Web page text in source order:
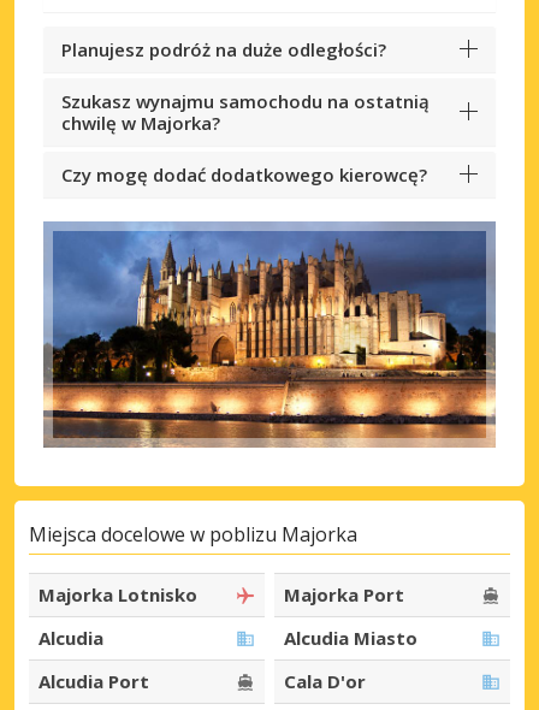
Planujesz podróż na duże odległości?
Szukasz wynajmu samochodu na ostatnią
chwilę w Majorka?
Czy mogę dodać dodatkowego kierowcę?
Miejsca docelowe w poblizu Majorka
Majorka Lotnisko
Majorka Port
Alcudia
Alcudia Miasto
Alcudia Port
Cala D'or